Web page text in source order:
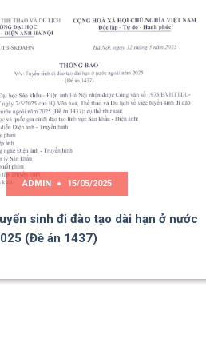
ADMIN 15/05/2025
sinh đi đào tạo dài hạn ở nước
(Đề án 1437)